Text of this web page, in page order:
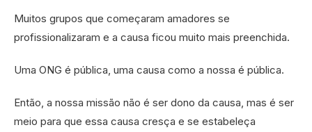
Muitos grupos que começaram amadores se
profissionalizaram e a causa ficou muito mais preenchida.
Uma ONG é pública, uma causa como a nossa é pública.
Então, a nossa missão não é ser dono da causa, mas é ser
meio para que essa causa cresça e se estabeleça